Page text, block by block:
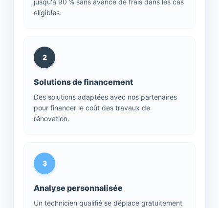
jusqu'à 90 % sans avance de frais dans les cas
éligibles.
2
Solutions de financement
Des solutions adaptées avec nos partenaires
pour financer le coût des travaux de
rénovation.
3
Analyse personnalisée
Un technicien qualifié se déplace gratuitement